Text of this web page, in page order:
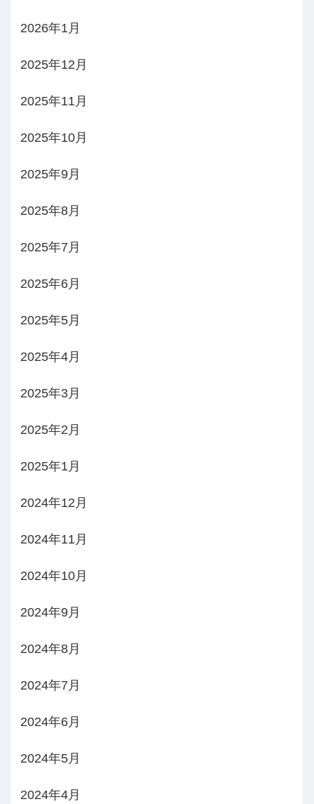
2026年1月
2025年12月
2025年11月
2025年10月
2025年9月
2025年8月
2025年7月
2025年6月
2025年5月
2025年4月
2025年3月
2025年2月
2025年1月
2024年12月
2024年11月
2024年10月
2024年9月
2024年8月
2024年7月
2024年6月
2024年5月
2024年4月